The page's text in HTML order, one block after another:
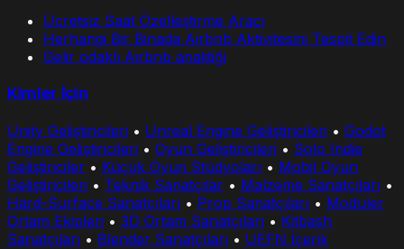
Ücretsiz Saat Özelleştirme Aracı
Herhangi Bir Binada Airbnb Aktivitesini Tespit Edin
Gelir odaklı Airbnb analitiği
Kimler İçin
Unity Geliştiricileri • Unreal Engine Geliştiricileri • Godot
Engine Geliştiricileri • Oyun Geliştiricileri • Solo Indie
Geliştiriciler • Küçük Oyun Stüdyoları • Mobil Oyun
Geliştiricileri • Teknik Sanatçılar • Malzeme Sanatçıları •
Hard-Surface Sanatçıları • Prop Sanatçıları • Modüler
Ortam Ekipleri • 3D Ortam Sanatçıları • Kitbash
Sanatçıları • Blender Sanatçıları • UEFN İçerik